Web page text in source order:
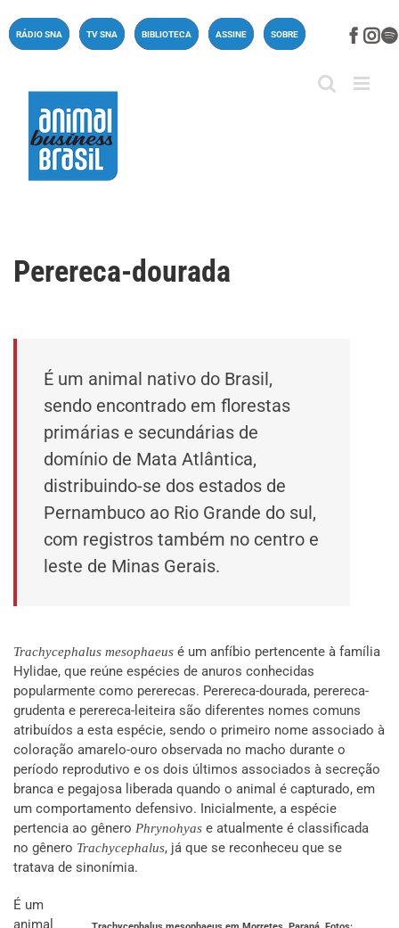
paraRÁDIO SNA TV SNA BIBLIOTECA ASSINE SOBRE
Perereca-dourada
É um animal nativo do Brasil,
sendo encontrado em florestas
primárias e secundárias de
domínio de Mata Atlântica,
distribuindo-se dos estados de
Pernambuco ao Rio Grande do sul,
com registros também no centro e
leste de Minas Gerais.
Trachycephalus mesophaeus é um anfíbio pertencente à família
Hylidae, que reúne espécies de anuros conhecidas
popularmente como pererecas. Perereca-dourada, perereca-
grudenta e perereca-leiteira são diferentes nomes comuns
atribuídos a esta espécie, sendo o primeiro nome associado à
coloração amarelo-ouro observada no macho durante o
período reprodutivo e os dois últimos associados à secreção
branca e pegajosa liberada quando o animal é capturado, em
um comportamento defensivo. Inicialmente, a espécie
pertencia ao gênero Phrynohyas e atualmente é classificada
no gênero Trachycephalus, já que se reconheceu que se
tratava de sinonímia.
É um
animal